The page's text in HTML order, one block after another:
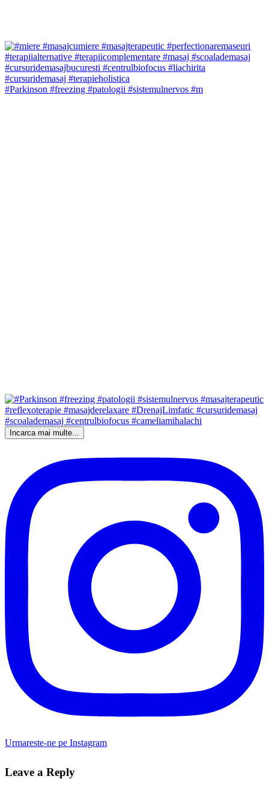
#Parkinson #freezing #patologii #sistemulnervos #m
Incarca mai multe...
Urmareste-ne pe Instagram
Leave a Reply